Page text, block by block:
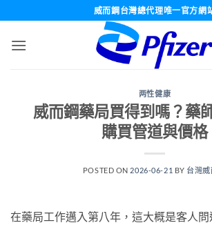
威而鋼台灣總代理唯一官方網
两性健康
威而鋼藥局買得到嗎？藥
購買管道與價格
POSTED ON 2026-06-21 BY 台灣威
在藥局工作邁入第八年，這大概是客人問